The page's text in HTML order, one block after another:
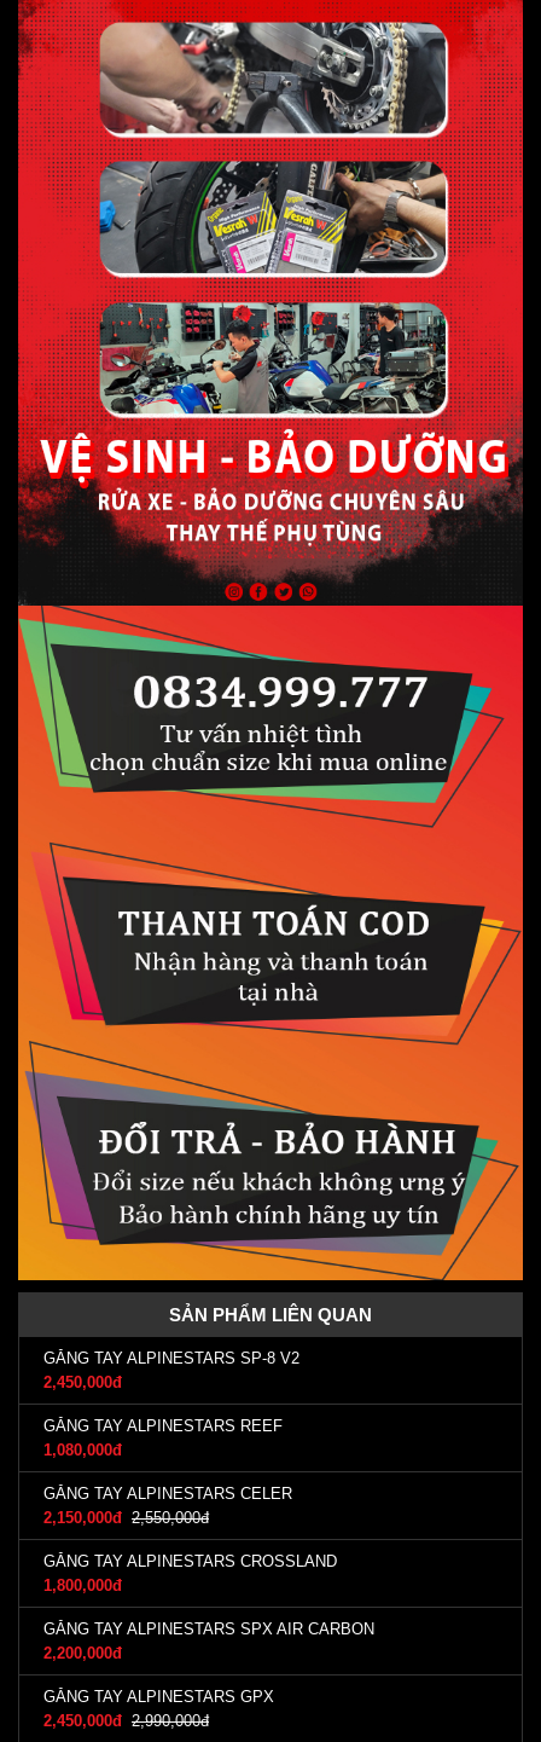
SẢN PHẨM LIÊN QUAN
GĂNG TAY ALPINESTARS SP-8 V2
2,450,000đ
GĂNG TAY ALPINESTARS REEF
1,080,000đ
GĂNG TAY ALPINESTARS CELER
2,150,000đ 2,550,000đ
GĂNG TAY ALPINESTARS CROSSLAND
1,800,000đ
GĂNG TAY ALPINESTARS SPX AIR CARBON
2,200,000đ
GĂNG TAY ALPINESTARS GPX
2,450,000đ 2,990,000đ